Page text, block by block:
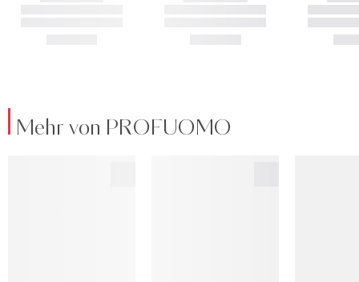
Mehr von PROFUOMO